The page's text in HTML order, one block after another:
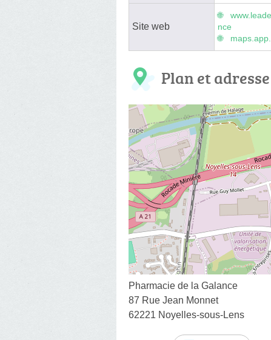
Site web
nce
Plan et adresse
Pharmacie de la Galance
87 Rue Jean Monnet
62221 Noyelles-sous-Lens